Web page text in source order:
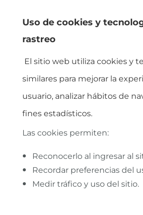
Uso de cookies y
rastreo
El sitio web utiliza cookies y
similares para mejorar la
usuario, analizar hábitos de
fines estadísticos.
Las cookies permiten:
Reconocerlo al ingresar al
Recordar preferencias del
Medir tráfico y uso del sitio.